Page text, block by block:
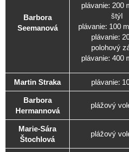
Barbora
Seemanová
plávanie: 200
štýl
plávanie: 100
plávanie:
polohový
plávanie: 400
Martin Straka plávanie:
Barbora
Hermannová
plážový
Marie-Sára
Štochlová
plážový